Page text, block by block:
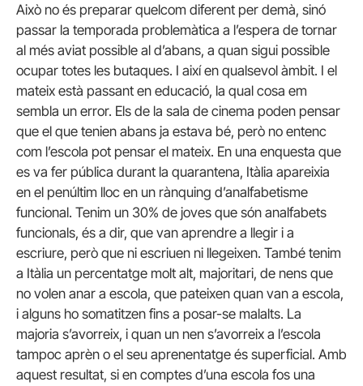
Això no és preparar quelcom diferent per demà, sinó
passar la temporada problemàtica a l’espera de tornar
al més aviat possible al d’abans, a quan sigui possible
ocupar totes les butaques. I així en qualsevol àmbit. I el
mateix està passant en educació, la qual cosa em
sembla un error. Els de la sala de cinema poden pensar
que el que tenien abans ja estava bé, però no entenc
com l’escola pot pensar el mateix. En una enquesta que
es va fer pública durant la quarantena, Itàlia apareixia
en el penúltim lloc en un rànquing d’analfabetisme
funcional. Tenim un 30% de joves que són analfabets
funcionals, és a dir, que van aprendre a llegir i a
escriure, però que ni escriuen ni llegeixen. També tenim
a Itàlia un percentatge molt alt, majoritari, de nens que
no volen anar a escola, que pateixen quan van a escola,
i alguns ho somatitzen fins a posar-se malalts. La
majoria s’avorreix, i quan un nen s’avorreix a l’escola
tampoc aprèn o el seu aprenentatge és superficial. Amb
aquest resultat, si en comptes d’una escola fos una